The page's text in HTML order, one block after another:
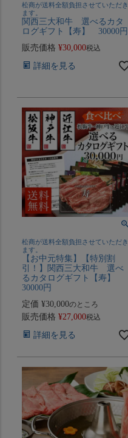
松商が送料全額負担させていただき
ます。
関西三大和牛 選べるカタ
ログギフト【寿】 30000円
販売価格 ¥30,000税込
詳細を見る
松商が送料全額負担させていただき
ます。
【お中元特集】【特別割
引！】関西三大和牛 選べ
るカタログギフト【寿】
30000円
定価 ¥30,000のところ
販売価格 ¥27,000税込
詳細を見る